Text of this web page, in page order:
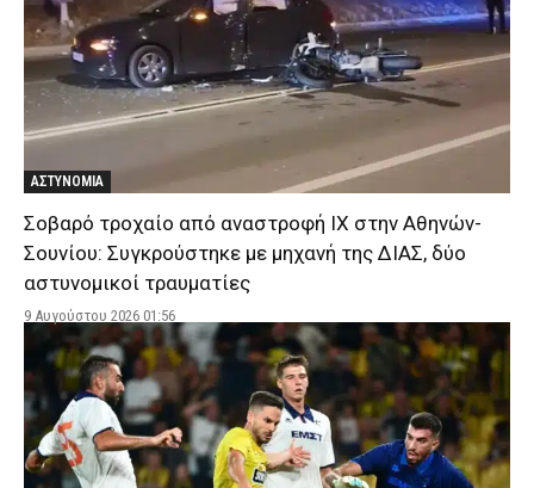
ΑΣΤΥΝΟΜΙΑ
Σοβαρό τροχαίο από αναστροφή ΙΧ στην Αθηνών-
Σουνίου: Συγκρούστηκε με μηχανή της ΔΙΑΣ, δύο
αστυνομικοί τραυματίες
9 Αυγούστου 2026 01:56